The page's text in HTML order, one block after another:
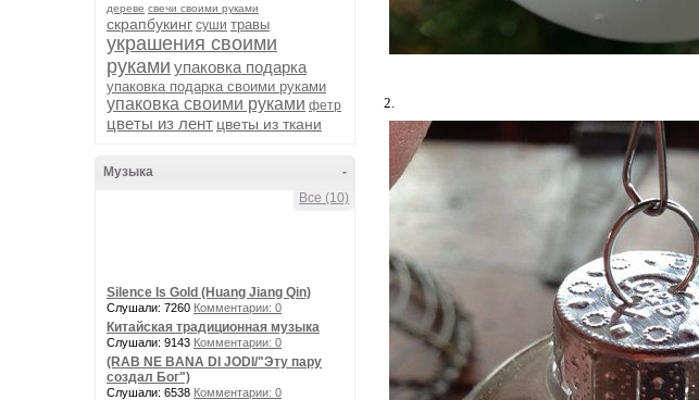
дереве свечи своими руками
скрапбукинг суши травы
украшения своими
руками упаковка подарка
упаковка подарка своими руками
упаковка своими руками фетр
цветы из лент цветы из ткани
-
Музыка
Все (10)
Silence Is Gold (Huang Jiang Qin)
Слушали: 7260 Комментарии: 0
Китайская традиционная музыка
Слушали: 9143 Комментарии: 0
(RAB NE BANA DI JODI/"Эту пару
создал Бог")
Слушали: 6538 Комментарии: 0
2.